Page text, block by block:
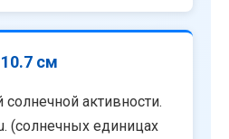
см
активности.
(солнечных единицах